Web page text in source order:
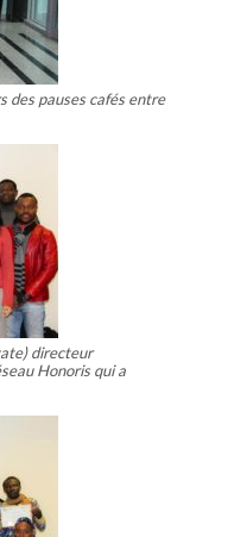
des pauses cafés entre
directeur
Honoris qui a